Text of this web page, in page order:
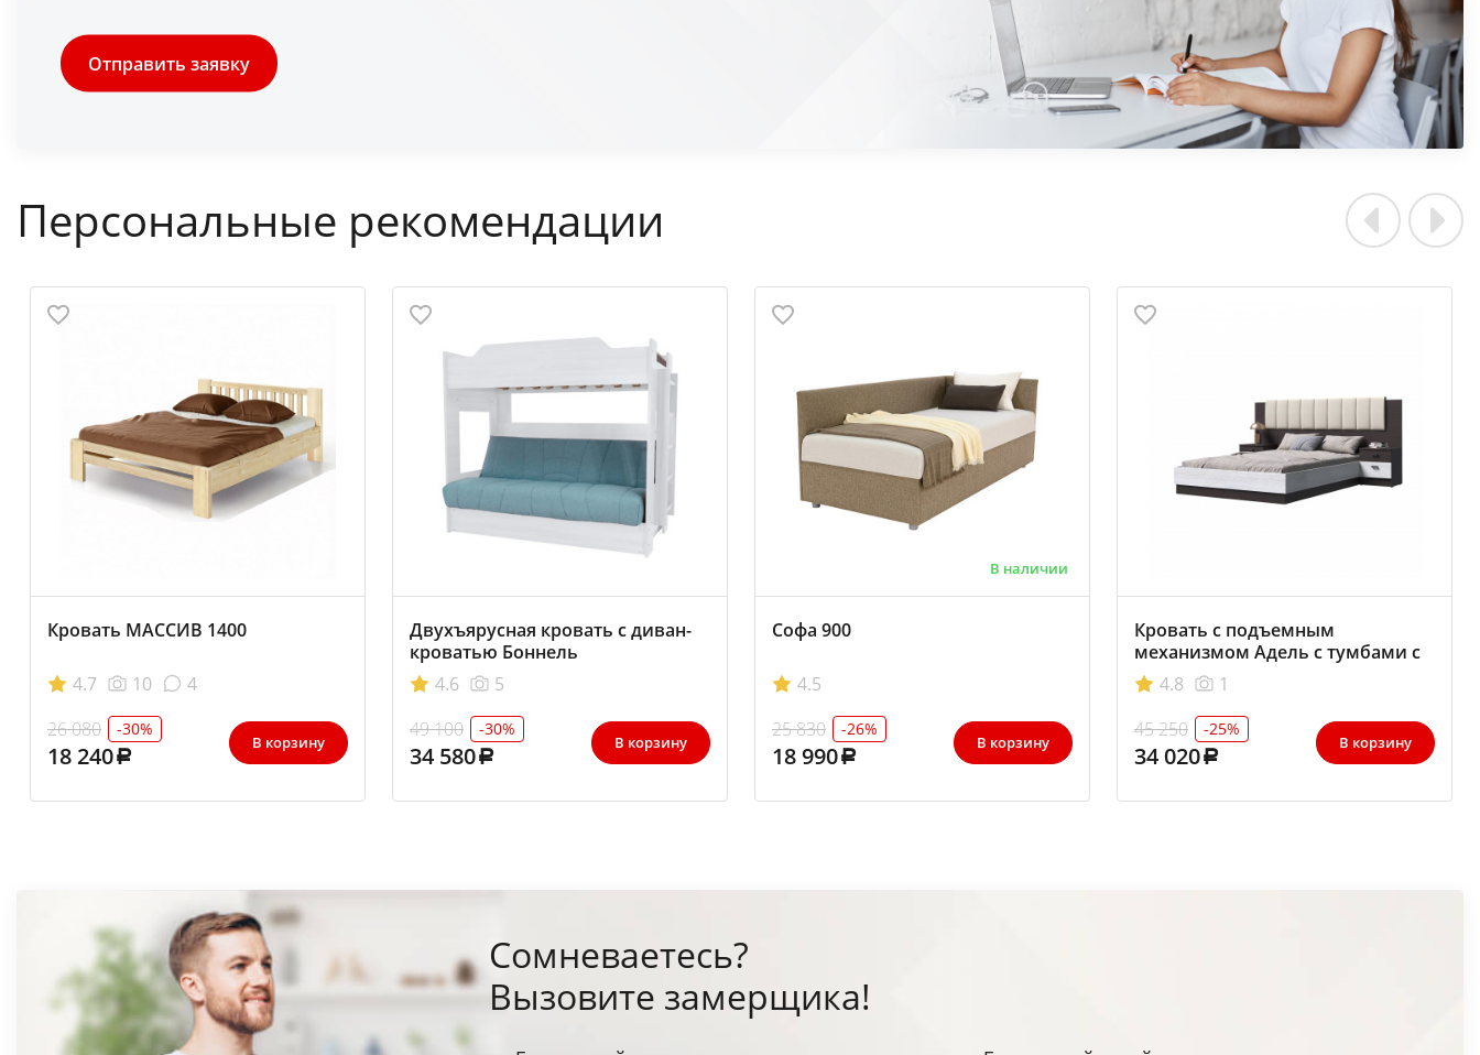
Отправить заявку
Персональные рекомендации
Кровать МАССИВ 1400
4.7 10
4
26 080
-30%
18 240 В корзину
Двухъярусная кровать с диван-
кроватью Боннель
4.6
5
49 100
-30%
34 580 В корзину
В наличии
Софа 900
4.5
25 830
-26%
18 990 В корзину
Кровать с подъемным
механизмом Адель с тумбами с
мягким изголовьем 1600х2000
Венге-Лоредо
4.8
1
45 250
-25%
34 020 В корзину
Сомневаетесь?
Вызовите замерщика!